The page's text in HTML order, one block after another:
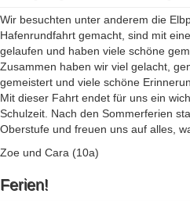
Wir besuchten unter anderem die
Hafenrundfahrt gemacht, sind mit
gelaufen und haben viele schöne
Zusammen haben wir viel gelacht,
gemeistert und viele schöne
Mit dieser Fahrt endet für uns ein
Schulzeit. Nach den Sommerferien
Oberstufe und freuen uns auf alles,
Zoe und Cara (10a)
Ferien!